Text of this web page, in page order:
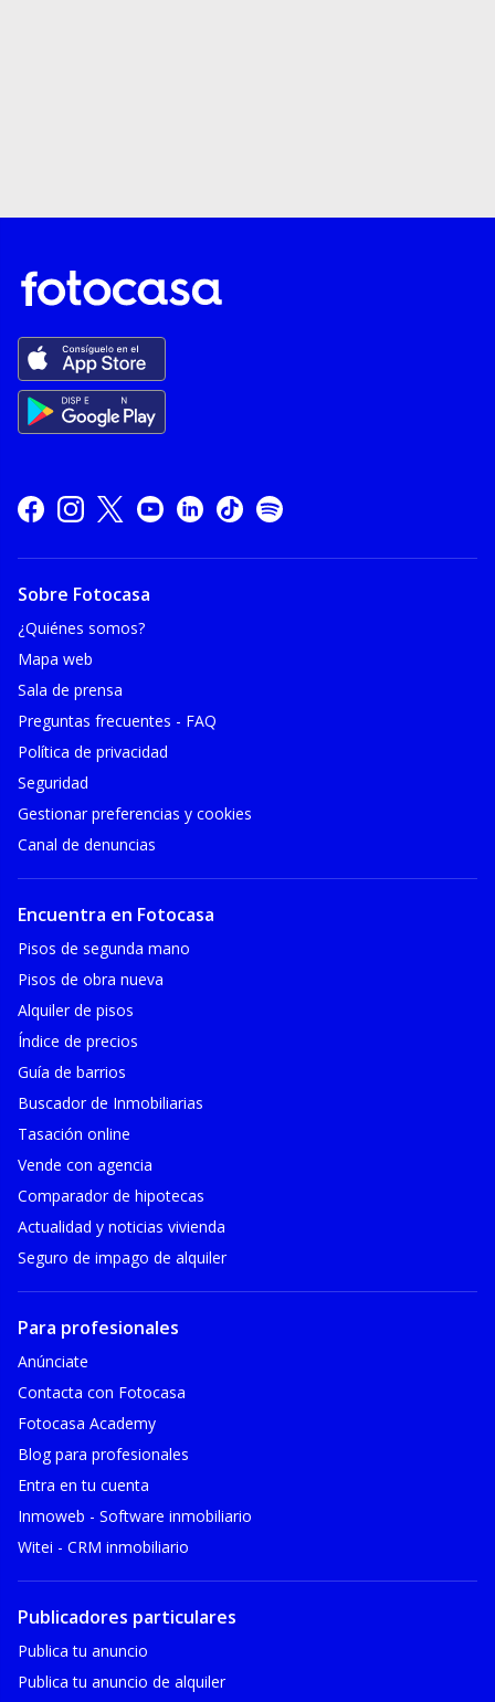
Sobre Fotocasa
¿Quiénes somos?
Mapa web
Sala de prensa
Preguntas frecuentes - FAQ
Política de privacidad
Seguridad
Gestionar preferencias y cookies
Canal de denuncias
Encuentra en Fotocasa
Pisos de segunda mano
Pisos de obra nueva
Alquiler de pisos
Índice de precios
Guía de barrios
Buscador de Inmobiliarias
Tasación online
Vende con agencia
Comparador de hipotecas
Actualidad y noticias vivienda
Seguro de impago de alquiler
Para profesionales
Anúnciate
Contacta con Fotocasa
Fotocasa Academy
Blog para profesionales
Entra en tu cuenta
Inmoweb - Software inmobiliario
Witei - CRM inmobiliario
Publicadores particulares
Publica tu anuncio
Publica tu anuncio de alquiler